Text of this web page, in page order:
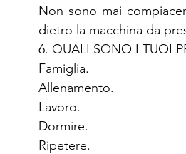
Non sono mai
dietro la macchina da
6. QUALI SONO I TUOI
Famiglia.
Allenamento.
Lavoro.
Dormire.
Ripetere.